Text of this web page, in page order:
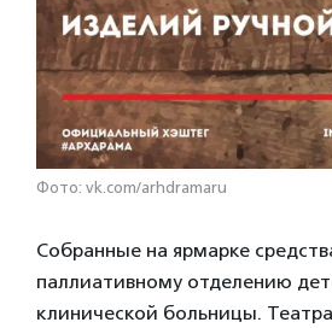
Фото: vk.com/arhdramaru
Собранные на ярмарке
паллиативному отделению
клинической больницы.